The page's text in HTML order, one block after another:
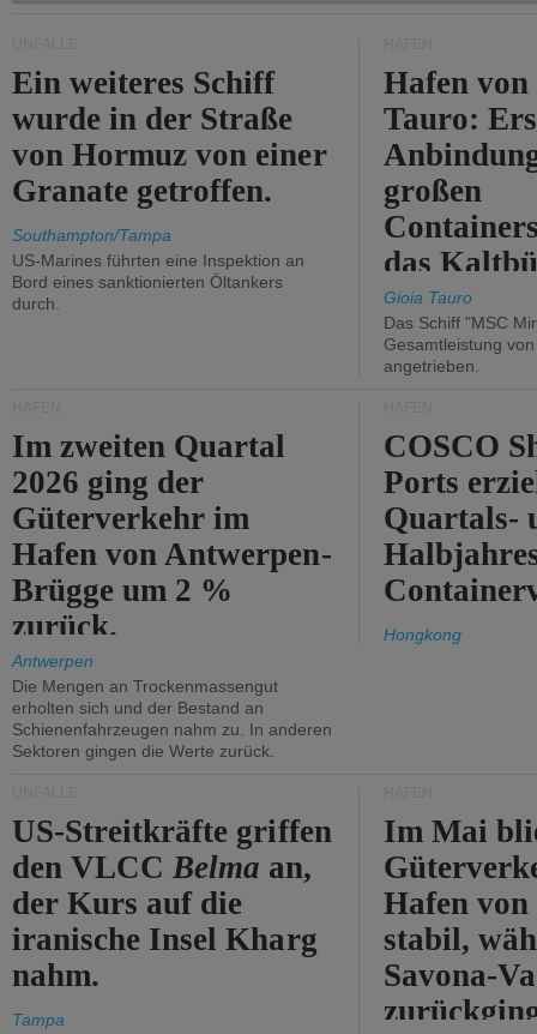
Ein weiteres Schiff
wurde in der Straße
von Hormuz von einer
Granate getroffen.
Southampton/Tampa
US-Marines führten eine Inspektion an
Bord eines sanktionierten Öltankers
durch.
Hafen
Tauro:
großen
das
Gioia Tauro
Das Schiff "MSC
Gesamtleistung
angetrieben.
Im zweiten Quartal
2026 ging der
Güterverkehr im
Hafen von Antwerpen-
Brügge um 2 %
zurück.
Antwerpen
Die Mengen an Trockenmassengut
erholten sich und der Bestand an
Schienenfahrzeugen nahm zu. In anderen
Sektoren gingen die Werte zurück.
COSCO
Ports
Quartals-
Hongkong
US-Streitkräfte griffen
den VLCCBelma an,
der Kurs auf die
iranische Insel Kharg
nahm.
Tampa
Im Mai
Hafen von
stabil,
Savona-